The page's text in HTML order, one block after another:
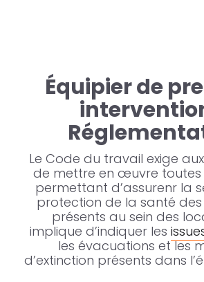
Équipier de
Le Code du travail exige
de mettre en œuvre toutes
permettant d’assurenr la
protection de la santé
présents au sein des
implique d’indiquer les
les évacuations et les
d’extinction présents dans